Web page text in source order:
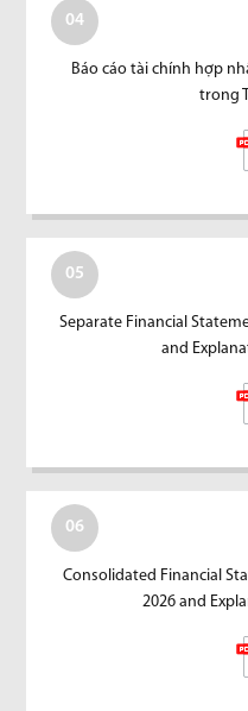
04
Báo cáo tài chính hợp
trong
05
Separate Financial
and
06
Consolidated Financial
2026 and